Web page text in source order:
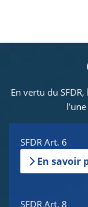
En vertu du
SFDR Art. 6
En savoir
SFDR Art. 8